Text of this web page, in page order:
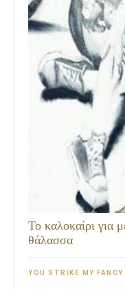
Το καλοκαίρι για
θάλασσα
YOU STRIKE MY FANCY